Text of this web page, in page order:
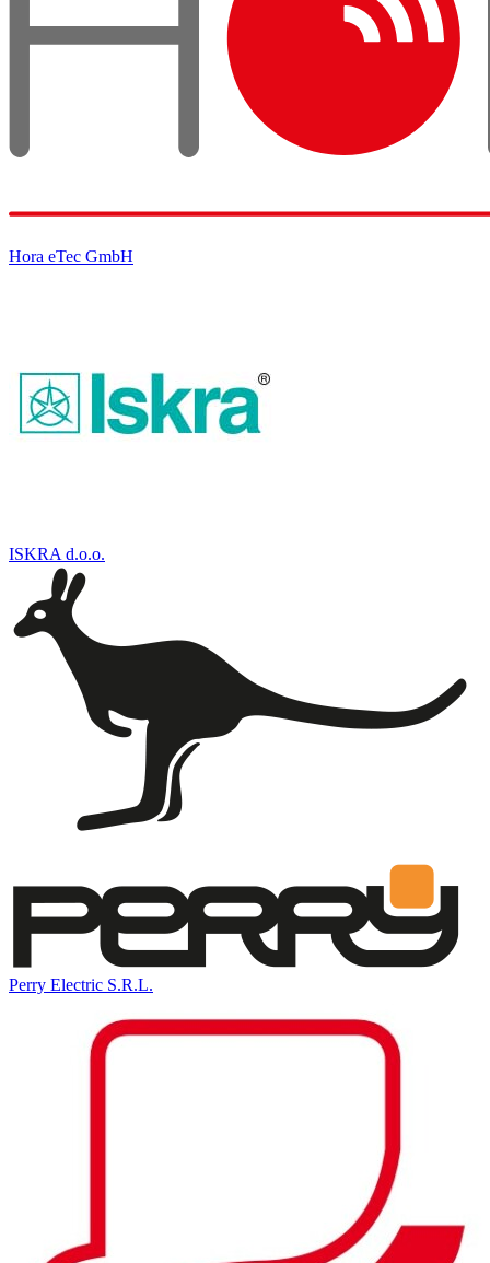
Hora eTec GmbH
ISKRA d.o.o.
Perry Electric S.R.L.